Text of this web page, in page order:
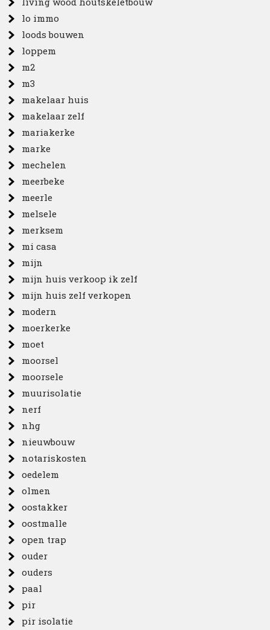
lo immo
loods bouwen
loppem
m2
m3
makelaar huis
makelaar zelf
mariakerke
marke
mechelen
meerbeke
meerle
melsele
merksem
mi casa
mijn
mijn huis verkoop ik zelf
mijn huis zelf verkopen
modern
moerkerke
moet
moorsel
moorsele
muurisolatie
nerf
nhg
nieuwbouw
notariskosten
oedelem
olmen
oostakker
oostmalle
open trap
ouder
ouders
paal
pir
pir isolatie